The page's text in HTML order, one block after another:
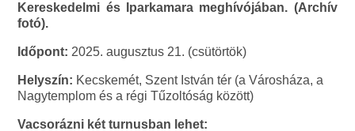
Kereskedelmi és Iparkamara meghívójában. (Archív
fotó).
Időpont: 2025. augusztus 21. (csütörtök)
Helyszín: Kecskemét, Szent István tér (a Városháza, a
Nagytemplom és a régi Tűzoltóság között)
Vacsorázni két turnusban lehet: